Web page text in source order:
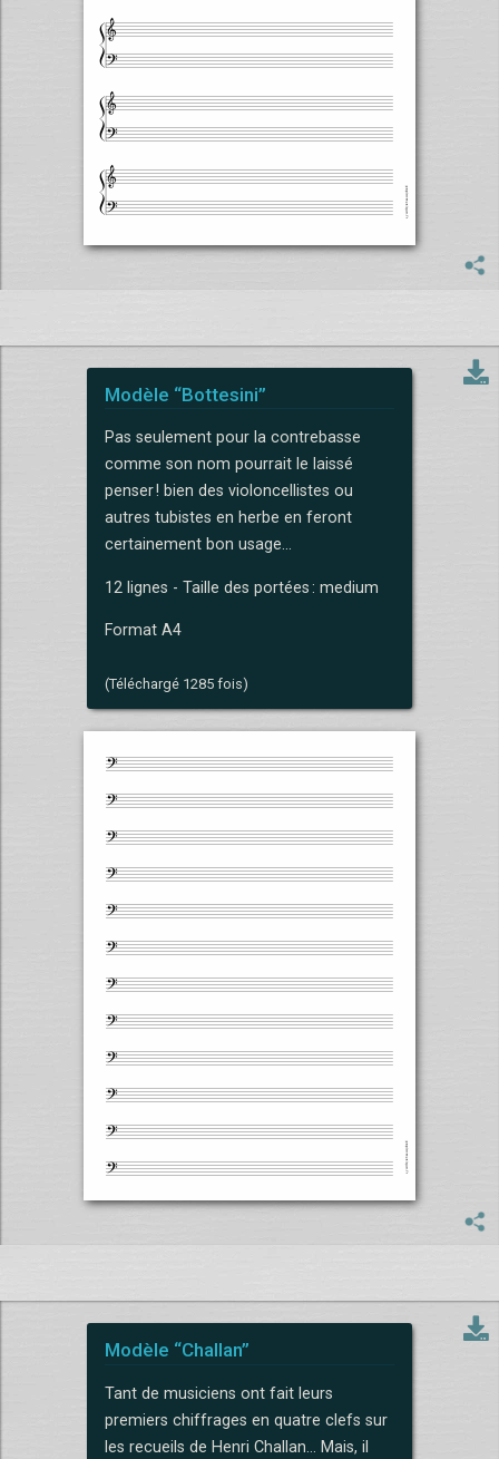
Modèle “Bottesini”
Pas seulement pour la contrebasse
comme son nom pourrait le laissé
penser ! bien des violoncellistes ou
autres tubistes en herbe en feront
certainement bon usage...
12 lignes - Taille des portées : medium
Format A4
(Téléchargé 1285 fois)
Modèle “Challan”
Tant de musiciens ont fait leurs
premiers chiffrages en quatre clefs sur
les recueils de Henri Challan... Mais, il